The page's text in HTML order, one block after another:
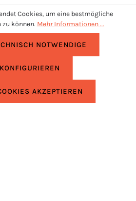
Cookies, um eine bestmögliche
zu können. Mehr Informationen ...
NOTWENDIGE
KONFIGURIEREN
AKZEPTIEREN